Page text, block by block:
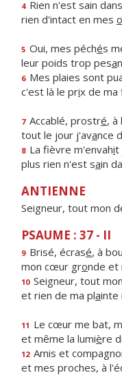
4 Rien n'est sain
rien d'intact en mes o
5 Oui, mes péchés
leur poids trop pesa
6 Mes plaies sont
c'est là le prix de ma
7 Accablé, prostré, à
tout le jour j'avance
8 La fièvre m'envahit
plus rien n'est sain
ANTIENNE
Seigneur, tout mon
PSAUME : 37 - II
9 Brisé, écrasé, à
mon cœur gronde et
10 Seigneur, tout
et rien de ma plainte
11 Le cœur me bat,
et même la lumière
12 Amis et
et mes proches, à